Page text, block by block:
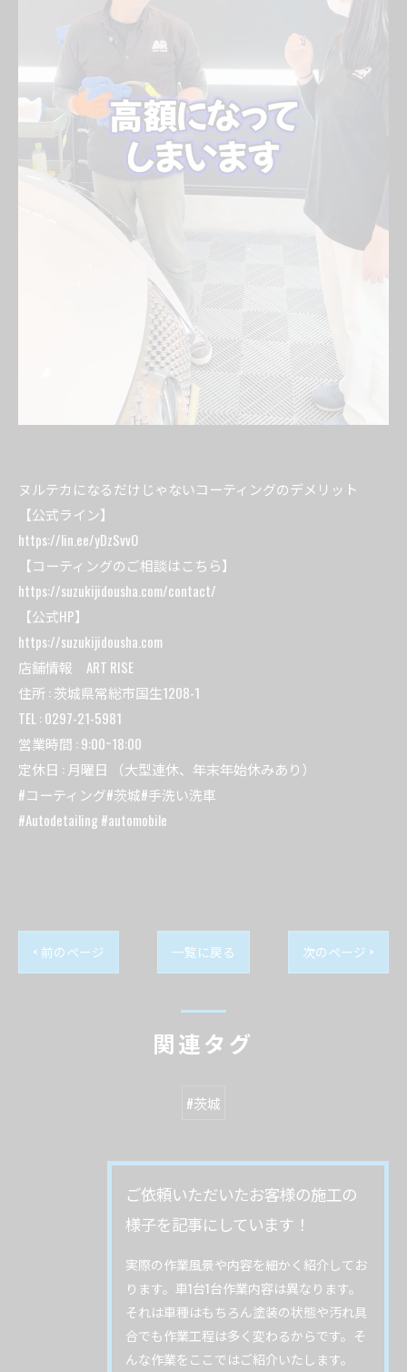
ヌルテカになるだけじゃないコーティングのデメリット
【公式ライン】
https://lin.ee/yDzSvvO
【コーティングのご相談はこちら】
https://suzukijidousha.com/contact/
【公式HP】
https://suzukijidousha.com
店舗情報 ART RISE
住所 : 茨城県常総市国生1208-1
TEL : 0297-21-5981
営業時間 : 9:00~18:00
定休日 : 月曜日 （大型連休、年末年始休みあり）
#コーティング#茨城#手洗い洗車
#Autodetailing #automobile
< 前のページ 一覧に戻る 次のページ >
関連タグ
#茨城
ご依頼いただいたお客様の施工の
様子を記事にしています！
実際の作業風景や内容を細かく紹介してお
ります。車1台1台作業内容は異なります。
それは車種はもちろん塗装の状態や汚れ具
合でも作業工程は多く変わるからです。そ
んな作業をここではご紹介いたします。